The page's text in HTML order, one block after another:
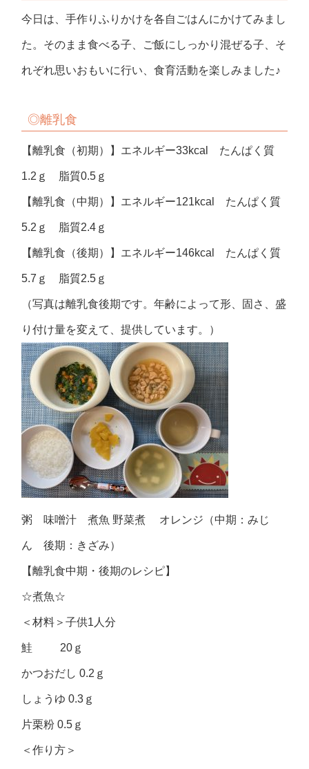
今日は、手作りふりかけを各自ごはんにかけてみまし
た。そのまま食べる子、ご飯にしっかり混ぜる子、そ
れぞれ思いおもいに行い、食育活動を楽しみました♪
◎離乳食
【離乳食（初期）】エネルギー33kcal たんぱく質
1.2ｇ 脂質0.5ｇ
【離乳食（中期）】エネルギー121kcal たんぱく質
5.2ｇ 脂質2.4ｇ
【離乳食（後期）】エネルギー146kcal たんぱく質
5.7ｇ 脂質2.5ｇ
（写真は離乳食後期です。年齢によって形、固さ、盛
り付け量を変えて、提供しています。）
粥 味噌汁 煮魚 野菜煮 オレンジ（中期：みじ
ん 後期：きざみ）
【離乳食中期・後期のレシピ】
☆煮魚☆
＜材料＞子供1人分
鮭 20ｇ
かつおだし 0.2ｇ
しょうゆ 0.3ｇ
片栗粉 0.5ｇ
＜作り方＞